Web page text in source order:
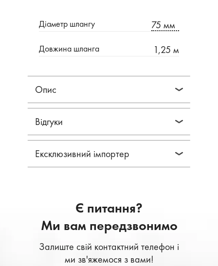
Діаметр шлангу 75 мм
Довжина шланга 1,25 м
Опис
Відгуки
Ексклюзивний імпортер
Є питання?
Ми вам передзвонимо
Залиште свій контактний телефон і
ми зв'яжемося з вами!